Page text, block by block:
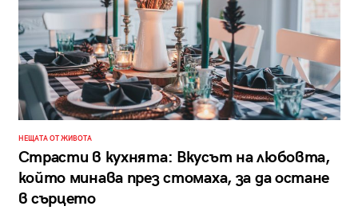
НЕЩАТА ОТ ЖИВОТА
Страсти в кухнята: Вкусът на любовта,
който минава през стомаха, за да остане
в сърцето